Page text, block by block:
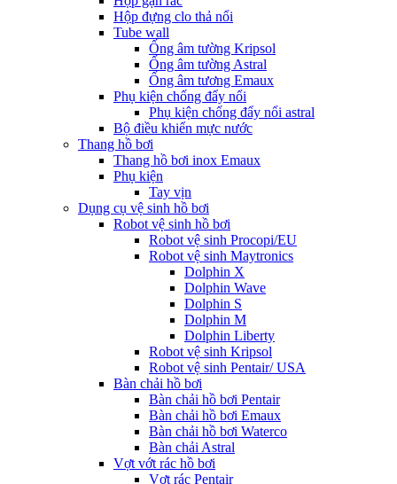
Hộp đựng clo thả nổi
Tube wall
Ống âm tường Kripsol
Ống âm tường Astral
Ống âm tương Emaux
Phụ kiện chống đẩy nổi
Phụ kiện chống đẩy nổi astral
Bộ điều khiển mực nước
Thang hồ bơi
Thang hồ bơi inox Emaux
Phụ kiện
Tay vịn
Dụng cụ vệ sinh hồ bơi
Robot vệ sinh hồ bơi
Robot vệ sinh Procopi/EU
Robot vệ sinh Maytronics
Dolphin X
Dolphin Wave
Dolphin S
Dolphin M
Dolphin Liberty
Robot vệ sinh Kripsol
Robot vệ sinh Pentair/ USA
Bàn chải hồ bơi
Bàn chải hồ bơi Pentair
Bàn chải hồ bơi Emaux
Bàn chải hồ bơi Waterco
Bàn chải Astral
Vợt vớt rác hồ bơi
Vợt rác Pentair